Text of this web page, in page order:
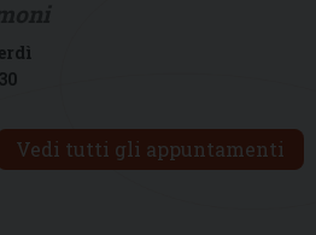
Vedi tutti gli appuntamenti